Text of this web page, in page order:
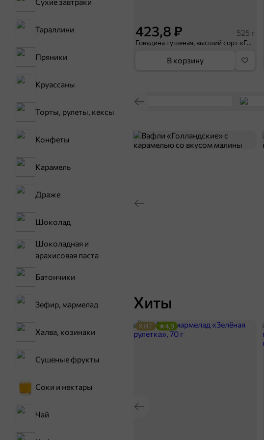
Тараллини
Пряники
Круассаны
Торты, рулеты, кексы
Конфеты
Карамель
Драже
Шоколад
Шоколадная и
арахисовая паста
Батончики
Зефир, мармелад
Халва, козинаки
Сушеные фрукты
Соки и нектары
Чай
423,8 ₽ 525 г
Говядина тушеная, высший сорт «Главпродукт», 525 г
В корзину
Хиты
ХИТ 4,9